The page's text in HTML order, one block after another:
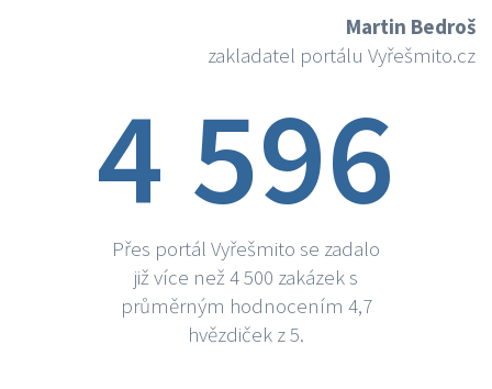
Martin Bedroš
zakladatel portálu Vyřešmito.cz
4 596
Přes portál Vyřešmito se zadalo
již více než 4 500 zakázek s
průměrným hodnocením 4,7
hvězdiček z 5.